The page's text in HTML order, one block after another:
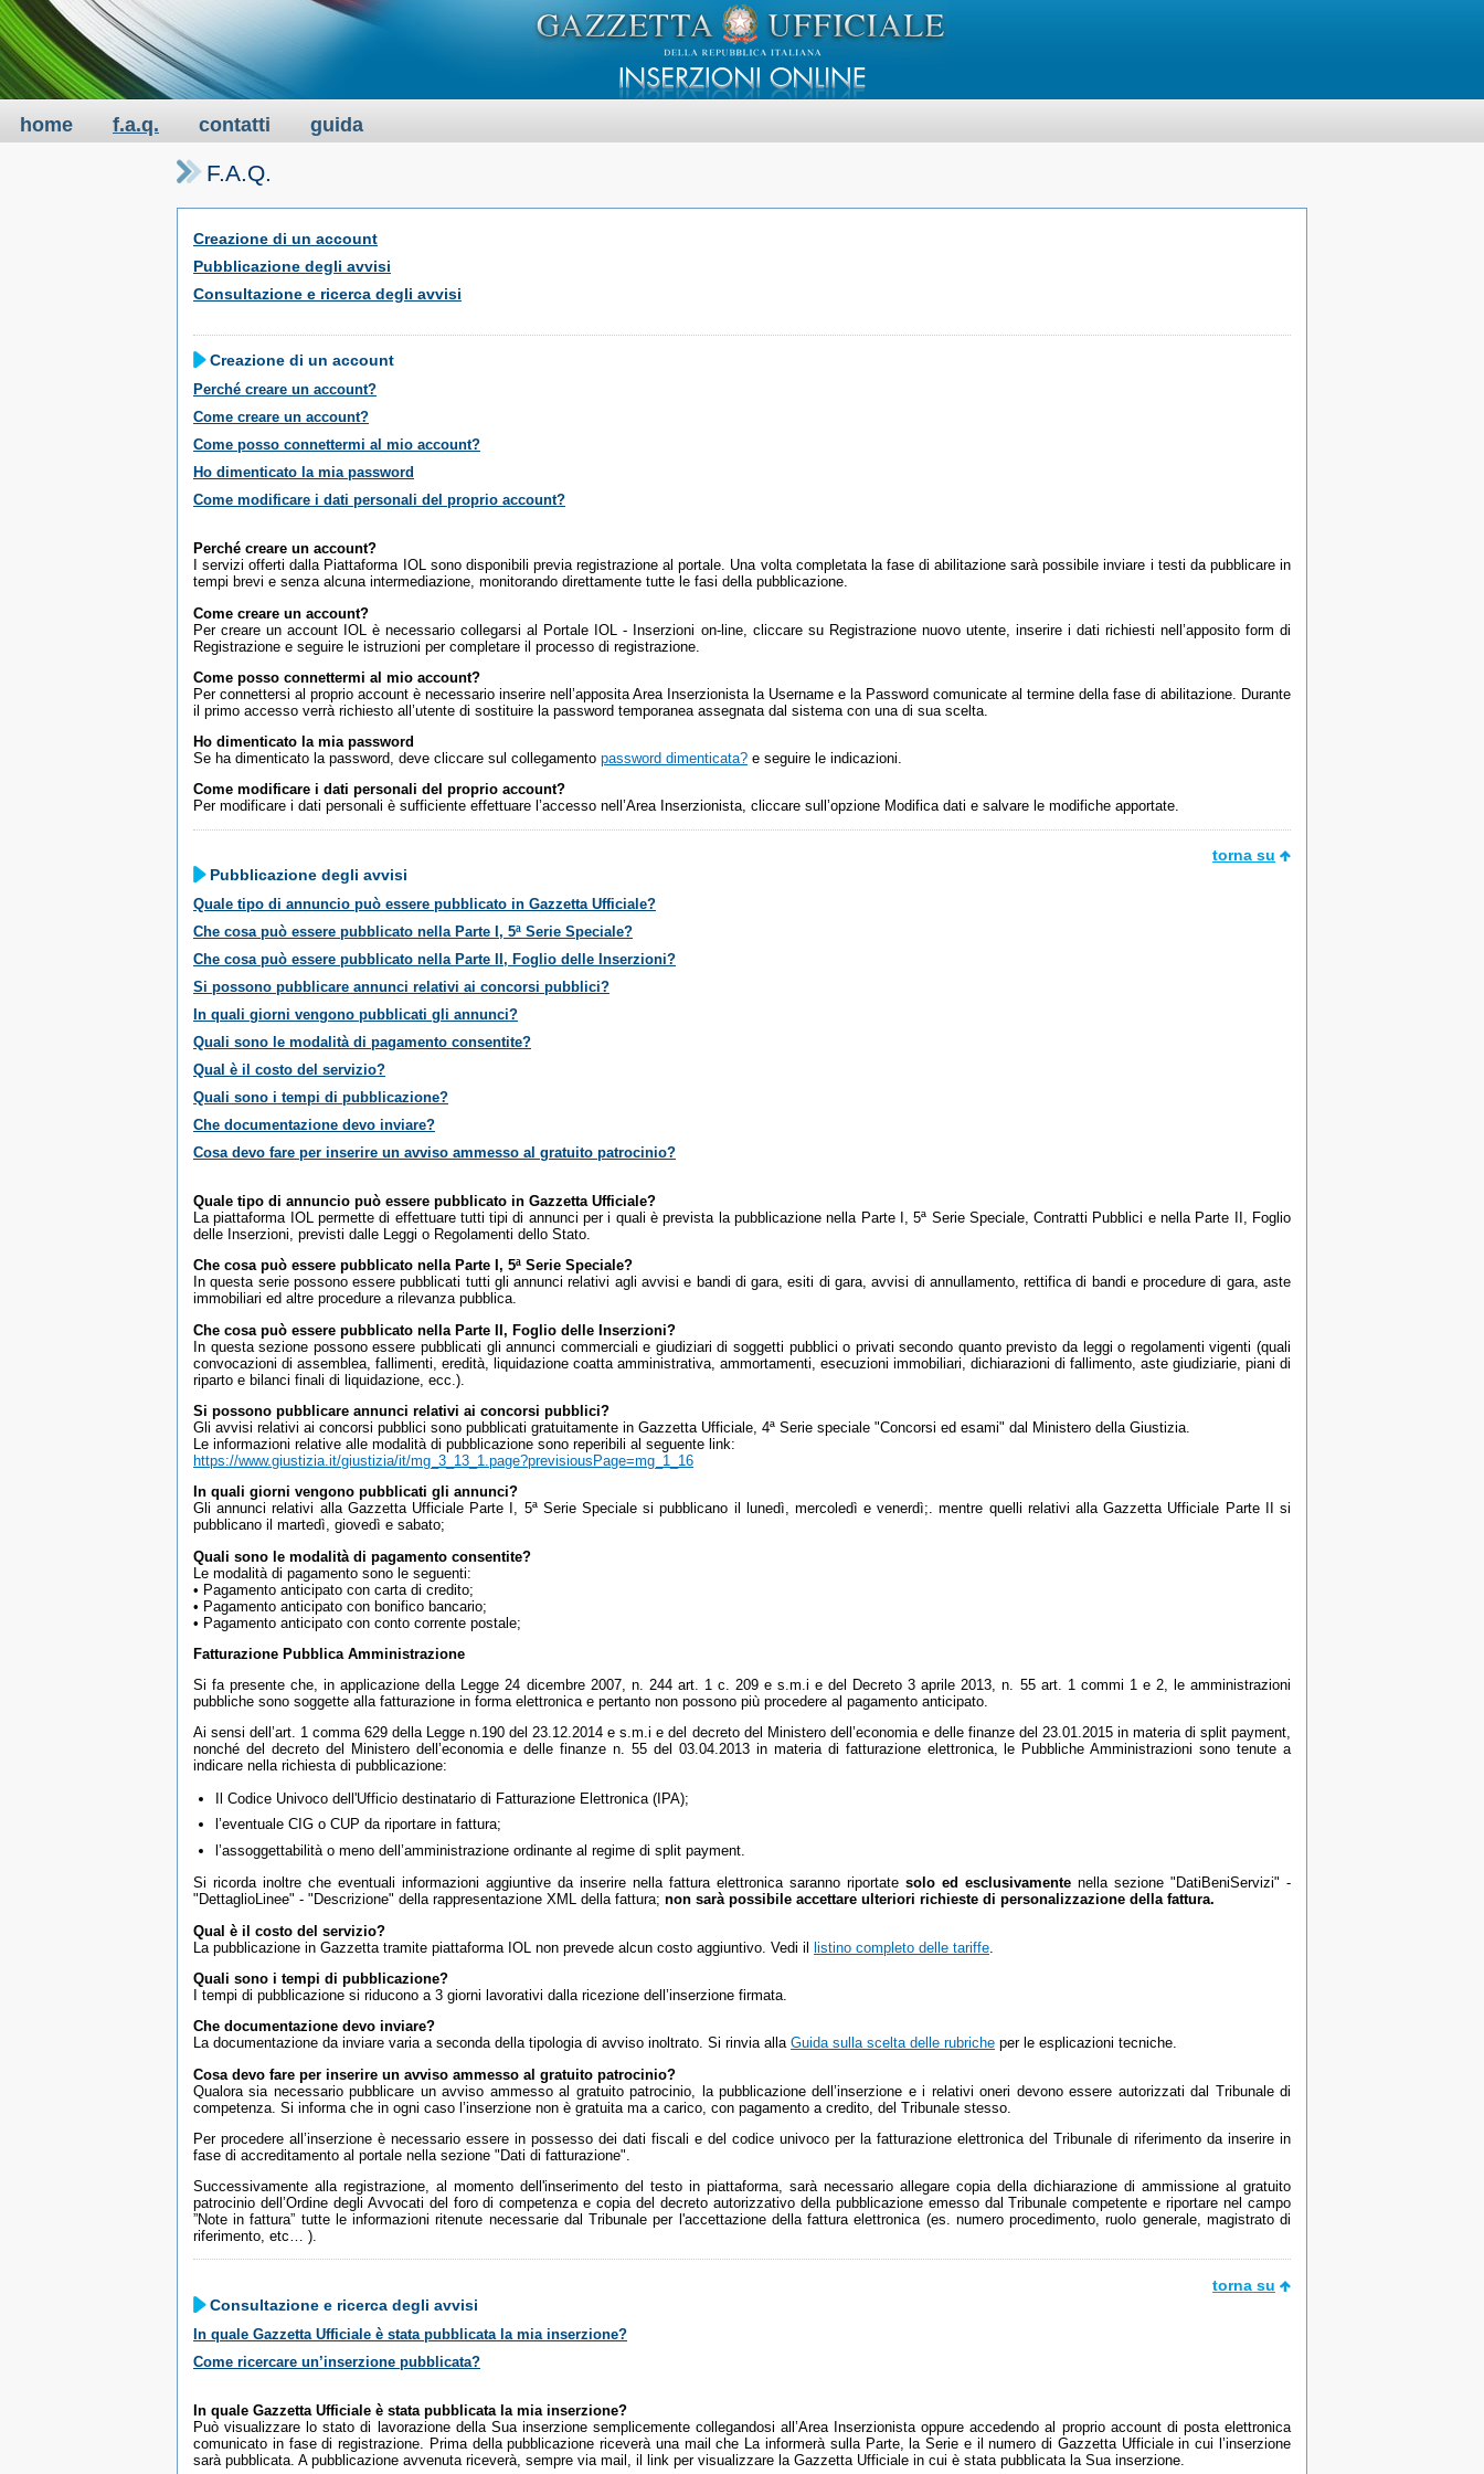
home f.a.q. contatti guida
F.A.Q.
Creazione di un account
Pubblicazione degli avvisi
Consultazione e ricerca degli avvisi
Creazione di un account
Perché creare un account?
Come creare un account?
Come posso connettermi al mio account?
Ho dimenticato la mia password
Come modificare i dati personali del proprio account?
Perché creare un account?
I servizi offerti dalla Piattaforma IOL sono disponibili previa registrazione al portale. Una volta completata la fase di abilitazione sarà possibile inviare i testi da pubblicare in
tempi brevi e senza alcuna intermediazione, monitorando direttamente tutte le fasi della pubblicazione.
Come creare un account?
Per creare un account IOL è necessario collegarsi al Portale IOL - Inserzioni on-line, cliccare su Registrazione nuovo utente, inserire i dati richiesti nell’apposito form di
Registrazione e seguire le istruzioni per completare il processo di registrazione.
Come posso connettermi al mio account?
Per connettersi al proprio account è necessario inserire nell’apposita Area Inserzionista la Username e la Password comunicate al termine della fase di abilitazione. Durante
il primo accesso verrà richiesto all’utente di sostituire la password temporanea assegnata dal sistema con una di sua scelta.
Ho dimenticato la mia password
Se ha dimenticato la password, deve cliccare sul collegamento password dimenticata? e seguire le indicazioni.
Come modificare i dati personali del proprio account?
Per modificare i dati personali è sufficiente effettuare l’accesso nell’Area Inserzionista, cliccare sull’opzione Modifica dati e salvare le modifiche apportate.
torna su
Pubblicazione degli avvisi
Quale tipo di annuncio può essere pubblicato in Gazzetta Ufficiale?
Che cosa può essere pubblicato nella Parte I, 5ª Serie Speciale?
Che cosa può essere pubblicato nella Parte II, Foglio delle Inserzioni?
Si possono pubblicare annunci relativi ai concorsi pubblici?
In quali giorni vengono pubblicati gli annunci?
Quali sono le modalità di pagamento consentite?
Qual è il costo del servizio?
Quali sono i tempi di pubblicazione?
Che documentazione devo inviare?
Cosa devo fare per inserire un avviso ammesso al gratuito patrocinio?
Quale tipo di annuncio può essere pubblicato in Gazzetta Ufficiale?
La piattaforma IOL permette di effettuare tutti tipi di annunci per i quali è prevista la pubblicazione nella Parte I, 5ª Serie Speciale, Contratti Pubblici e nella Parte II, Foglio
delle Inserzioni, previsti dalle Leggi o Regolamenti dello Stato.
Che cosa può essere pubblicato nella Parte I, 5ª Serie Speciale?
In questa serie possono essere pubblicati tutti gli annunci relativi agli avvisi e bandi di gara, esiti di gara, avvisi di annullamento, rettifica di bandi e procedure di gara, aste
immobiliari ed altre procedure a rilevanza pubblica.
Che cosa può essere pubblicato nella Parte II, Foglio delle Inserzioni?
In questa sezione possono essere pubblicati gli annunci commerciali e giudiziari di soggetti pubblici o privati secondo quanto previsto da leggi o regolamenti vigenti (quali
convocazioni di assemblea, fallimenti, eredità, liquidazione coatta amministrativa, ammortamenti, esecuzioni immobiliari, dichiarazioni di fallimento, aste giudiziarie, piani di
riparto e bilanci finali di liquidazione, ecc.).
Si possono pubblicare annunci relativi ai concorsi pubblici?
Gli avvisi relativi ai concorsi pubblici sono pubblicati gratuitamente in Gazzetta Ufficiale, 4ª Serie speciale "Concorsi ed esami" dal Ministero della Giustizia.
Le informazioni relative alle modalità di pubblicazione sono reperibili al seguente link:
https://www.giustizia.it/giustizia/it/mg_3_13_1.page?previsiousPage=mg_1_16
In quali giorni vengono pubblicati gli annunci?
Gli annunci relativi alla Gazzetta Ufficiale Parte I, 5ª Serie Speciale si pubblicano il lunedì, mercoledì e venerdì;. mentre quelli relativi alla Gazzetta Ufficiale Parte II si
pubblicano il martedì, giovedì e sabato;
Quali sono le modalità di pagamento consentite?
Le modalità di pagamento sono le seguenti:
• Pagamento anticipato con carta di credito;
• Pagamento anticipato con bonifico bancario;
• Pagamento anticipato con conto corrente postale;
Fatturazione Pubblica Amministrazione
Si fa presente che, in applicazione della Legge 24 dicembre 2007, n. 244 art. 1 c. 209 e s.m.i e del Decreto 3 aprile 2013, n. 55 art. 1 commi 1 e 2, le amministrazioni
pubbliche sono soggette alla fatturazione in forma elettronica e pertanto non possono più procedere al pagamento anticipato.
Ai sensi dell’art. 1 comma 629 della Legge n.190 del 23.12.2014 e s.m.i e del decreto del Ministero dell’economia e delle finanze del 23.01.2015 in materia di split payment,
nonché del decreto del Ministero dell’economia e delle finanze n. 55 del 03.04.2013 in materia di fatturazione elettronica, le Pubbliche Amministrazioni sono tenute a
indicare nella richiesta di pubblicazione:
Il Codice Univoco dell'Ufficio destinatario di Fatturazione Elettronica (IPA);
l’eventuale CIG o CUP da riportare in fattura;
l’assoggettabilità o meno dell’amministrazione ordinante al regime di split payment.
Si ricorda inoltre che eventuali informazioni aggiuntive da inserire nella fattura elettronica saranno riportate solo ed esclusivamente nella sezione "DatiBeniServizi" -
"DettaglioLinee" - "Descrizione" della rappresentazione XML della fattura; non sarà possibile accettare ulteriori richieste di personalizzazione della fattura.
Qual è il costo del servizio?
La pubblicazione in Gazzetta tramite piattaforma IOL non prevede alcun costo aggiuntivo. Vedi il listino completo delle tariffe
Quali sono i tempi di pubblicazione?
I tempi di pubblicazione si riducono a 3 giorni lavorativi dalla ricezione dell’inserzione firmata.
Che documentazione devo inviare?
La documentazione da inviare varia a seconda della tipologia di avviso inoltrato. Si rinvia alla Guida sulla scelta delle rubriche per le esplicazioni tecniche.
Cosa devo fare per inserire un avviso ammesso al gratuito patrocinio?
Qualora sia necessario pubblicare un avviso ammesso al gratuito patrocinio, la pubblicazione dell’inserzione e i relativi oneri devono essere autorizzati dal Tribunale di
competenza. Si informa che in ogni caso l’inserzione non è gratuita ma a carico, con pagamento a credito, del Tribunale stesso.
Per procedere all’inserzione è necessario essere in possesso dei dati fiscali e del codice univoco per la fatturazione elettronica del Tribunale di riferimento da inserire in
fase di accreditamento al portale nella sezione "Dati di fatturazione".
Successivamente alla registrazione, al momento dell'inserimento del testo in piattaforma, sarà necessario allegare copia della dichiarazione di ammissione al gratuito
patrocinio dell’Ordine degli Avvocati del foro di competenza e copia del decreto autorizzativo della pubblicazione emesso dal Tribunale competente e riportare nel campo
”Note in fattura” tutte le informazioni ritenute necessarie dal Tribunale per l'accettazione della fattura elettronica (es. numero procedimento, ruolo generale, magistrato di
riferimento, etc… ).
torna su
Consultazione e ricerca degli avvisi
In quale Gazzetta Ufficiale è stata pubblicata la mia inserzione?
Come ricercare un’inserzione pubblicata?
In quale Gazzetta Ufficiale è stata pubblicata la mia inserzione?
Può visualizzare lo stato di lavorazione della Sua inserzione semplicemente collegandosi all’Area Inserzionista oppure accedendo al proprio account di posta elettronica
comunicato in fase di registrazione. Prima della pubblicazione riceverà una mail che La informerà sulla Parte, la Serie e il numero di Gazzetta Ufficiale in cui l’inserzione
sarà pubblicata. A pubblicazione avvenuta riceverà, sempre via mail, il link per visualizzare la Gazzetta Ufficiale in cui è stata pubblicata la Sua inserzione.